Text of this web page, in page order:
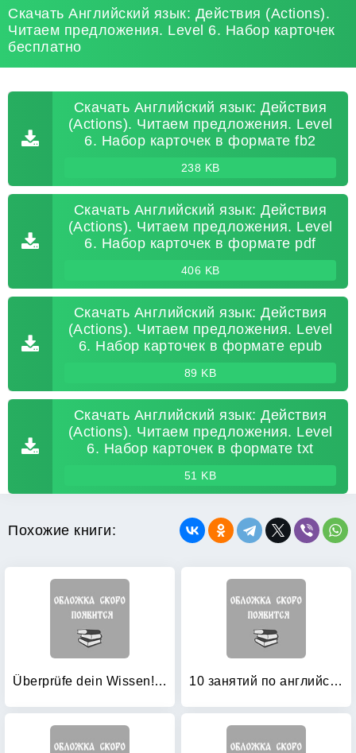
Скачать Английский язык: Действия (Actions).
Читаем предложения. Level 6. Набор карточек
бесплатно
Скачать Английский язык: Действия
(Actions). Читаем предложения. Level
6. Набор карточек в формате fb2
238 KB
Скачать Английский язык: Действия
(Actions). Читаем предложения. Level
6. Набор карточек в формате pdf
406 KB
Скачать Английский язык: Действия
(Actions). Читаем предложения. Level
6. Набор карточек в формате epub
89 KB
Скачать Английский язык: Действия
(Actions). Читаем предложения. Level
6. Набор карточек в формате txt
51 KB
Похожие книги:
Überprüfe dein Wissen! Deutsch 2: Klasse 10 занятий по английскому: Пособие для преподавания и для занятий на курсах английского языка Александра Драгункина